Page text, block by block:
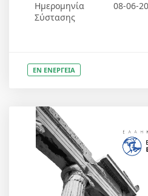
Ημερομηνία
Σύστασης
08-06-
ΕΝ ΕΝΕΡΓΕΙΑ